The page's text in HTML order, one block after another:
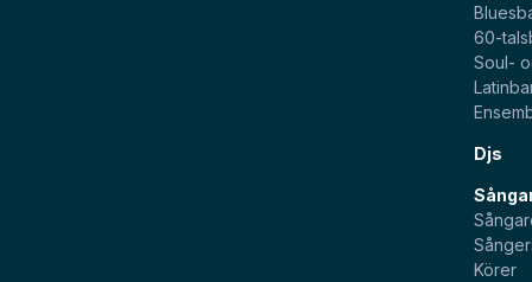
60-
Soul-
Djs
Körer